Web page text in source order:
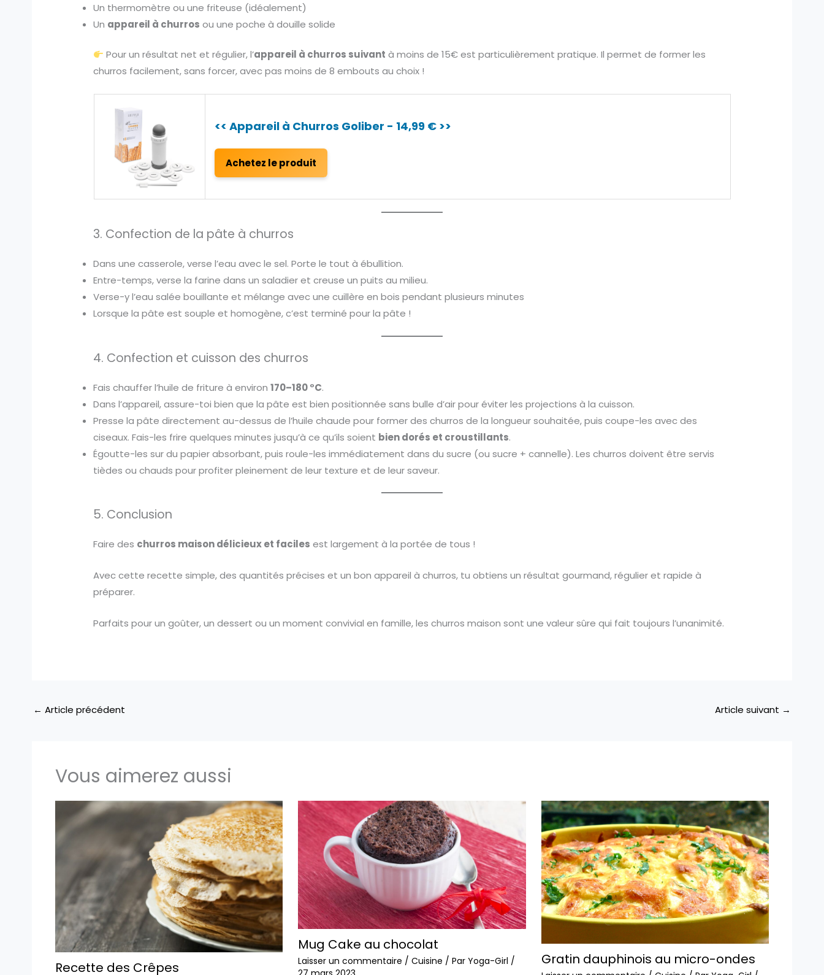
Un thermomètre ou une friteuse (idéalement)
Un appareil à churros ou une poche à douille solide
Pour un résultat net et régulier, l’appareil à churros suivant à moins de 15€ est particulièrement pratique. Il permet de former les
churros facilement, sans forcer, avec pas moins de 8 embouts au choix !
<< Appareil à Churros Goliber - 14,99 € >>
Achetez le produit
3. Confection de la pâte à churros
Dans une casserole, verse l’eau avec le sel. Porte le tout à ébullition.
Entre-temps, verse la farine dans un saladier et creuse un puits au milieu.
Verse-y l’eau salée bouillante et mélange avec une cuillère en bois pendant plusieurs minutes
Lorsque la pâte est souple et homogène, c’est terminé pour la pâte !
4. Confection et cuisson des churros
Fais chauffer l’huile de friture à environ170–180 °C.
Dans l’appareil, assure-toi bien que la pâte est bien positionnée sans bulle d’air pour éviter les projections à la cuisson.
Presse la pâte directement au-dessus de l’huile chaude pour former des churros de la longueur souhaitée, puis coupe-les avec des
ciseaux. Fais-les frire quelques minutes jusqu’à ce qu’ils soient bien dorés et croustillants.
Égoutte-les sur du papier absorbant, puis roule-les immédiatement dans du sucre (ou sucre + cannelle). Les churros doivent être servis
tièdes ou chauds pour profiter pleinement de leur texture et de leur saveur.
5. Conclusion
Faire des churros maison délicieux et faciles est largement à la portée de tous !
Avec cette recette simple, des quantités précises et un bon appareil à churros, tu obtiens un résultat gourmand, régulier et rapide à
préparer.
Parfaits pour un goûter, un dessert ou un moment convivial en famille, les churros maison sont une valeur sûre qui fait toujours l’unanimité.
← Article précédent Article suivant →
Vous aimerez aussi
Recette des Crêpes
Mug Cake au chocolat
Laisser un commentaire /Cuisine / ParYoga-Girl /
Gratin dauphinois au micro-ondes